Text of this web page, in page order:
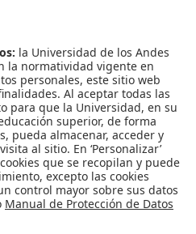
EGAMES es la
nueva
la cual reúne profesores
Sistemas y Computación, Ingeniería
Empresas, Música y Psicología) en
tipo de productos.
en Desarrollo de